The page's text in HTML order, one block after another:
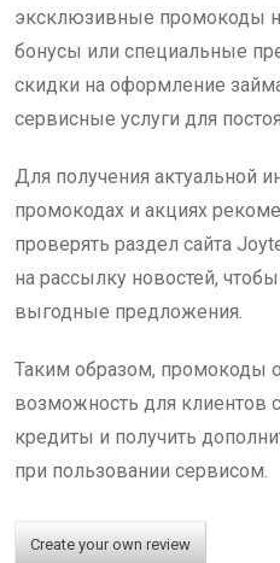
эксклюзивные промокоды
бонусы или специальные
скидки на оформление
сервисные услуги для
Для получения актуальной
промокодах и акциях
проверять раздел сайта
на рассылку новостей,
выгодные предложения.
Таким образом, промокоды
возможность для клиентов
кредиты и получить
при пользовании сервисом.
Create your own review